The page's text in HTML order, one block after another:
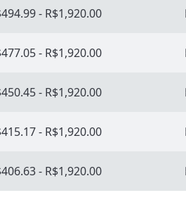
- R$1,920.00
- R$1,920.00
- R$1,920.00
- R$1,920.00
- R$1,920.00